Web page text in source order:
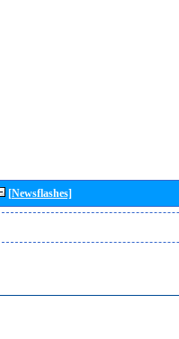
[Newsflashes]